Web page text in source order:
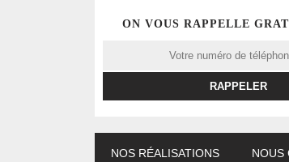
ON VOUS RAPPELLE
NOS RÉALISATIONS NOUS
ABATTAGE